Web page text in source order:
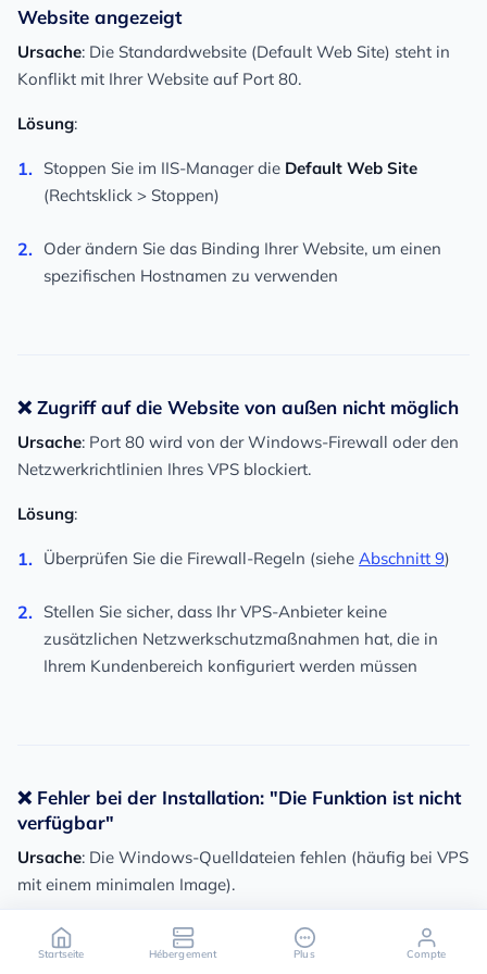
Startseite Hébergement Plus Compte
Website angezeigt
Ursache: Die Standardwebsite (Default Web Site) steht in
Konflikt mit Ihrer Website auf Port 80.
Lösung:
Stoppen Sie im IIS-Manager die Default Web Site
(Rechtsklick > Stoppen)
Oder ändern Sie das Binding Ihrer Website, um einen
spezifischen Hostnamen zu verwenden
❌ Zugriff auf die Website von außen nicht möglich
Ursache: Port 80 wird von der Windows-Firewall oder den
Netzwerkrichtlinien Ihres VPS blockiert.
Lösung:
Überprüfen Sie die Firewall-Regeln (siehe Abschnitt 9)
Stellen Sie sicher, dass Ihr VPS-Anbieter keine
zusätzlichen Netzwerkschutzmaßnahmen hat, die in
Ihrem Kundenbereich konfiguriert werden müssen
❌ Fehler bei der Installation: "Die Funktion ist nicht
verfügbar"
Ursache: Die Windows-Quelldateien fehlen (häufig bei VPS
mit einem minimalen Image).
Lösung
: Geben Sie den Quellpfad während der Installation
an: